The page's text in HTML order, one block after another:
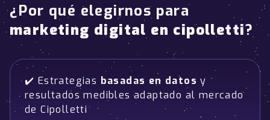
¿Por qué elegirnos para
marketing digital en cipolletti?
✔️ Estrategias basadas en datos y
resultados medibles adaptado al mercado
de Cipolletti